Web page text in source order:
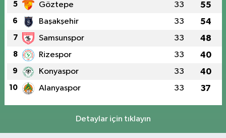
5 Göztepe 33 55
6 Başakşehir 33 54
7 Samsunspor 33 48
8 Rizespor 33 40
9 Konyaspor 33 40
10 Alanyaspor 33 37
Detaylar için tıklayın